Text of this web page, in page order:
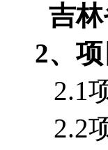
吉
2、
2.1
2.2